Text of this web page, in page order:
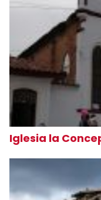
Iglesia la